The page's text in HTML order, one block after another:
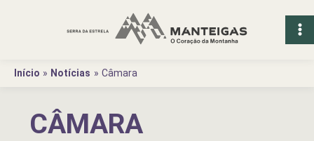
Início
Notícias Câmara
CÂMARA